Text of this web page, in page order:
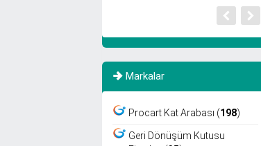
Markalar
Procart Kat Arabası (198)
Geri Dönüşüm Kutusu